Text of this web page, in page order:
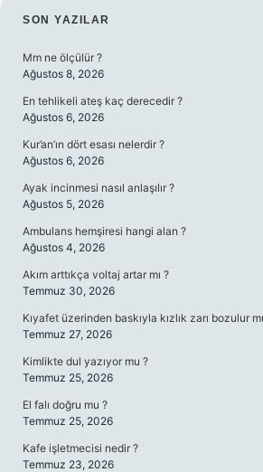
SIDEBAR
SON YAZILAR
Mm ne ölçülür ?
Ağustos 8, 2026
En tehlikeli ateş kaç derecedir ?
Ağustos 6, 2026
Kur’an’ın dört esası nelerdir ?
Ağustos 6, 2026
Ayak incinmesi nasıl anlaşılır ?
Ağustos 5, 2026
Ambulans hemşiresi hangi alan ?
Ağustos 4, 2026
Akım arttıkça voltaj artar mı ?
Temmuz 30, 2026
Kıyafet üzerinden baskıyla kızlık zarı bozulur
Temmuz 27, 2026
Kimlikte dul yazıyor mu ?
Temmuz 25, 2026
El falı doğru mu ?
Temmuz 25, 2026
Kafe işletmecisi nedir ?
Temmuz 23, 2026